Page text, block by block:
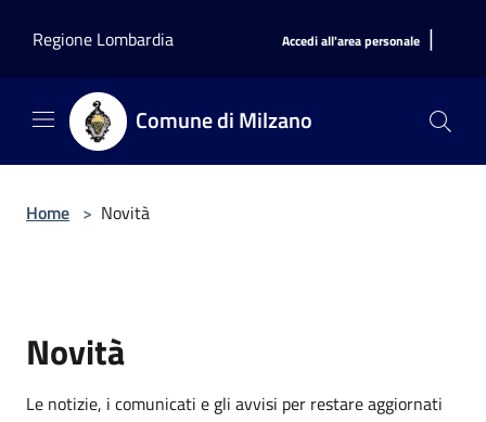
Regione Lombardia
Accedi all'area personale |
Comune di Milzano
Home > Novità
Novità
Le notizie, i comunicati e gli avvisi per restare aggiornati